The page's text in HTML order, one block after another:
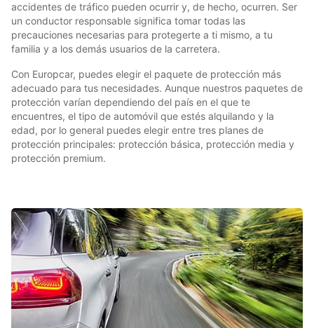
accidentes de tráfico pueden ocurrir y, de hecho, ocurren. Ser
un conductor responsable significa tomar todas las
precauciones necesarias para protegerte a ti mismo, a tu
familia y a los demás usuarios de la carretera.
Con Europcar, puedes elegir el paquete de protección más
adecuado para tus necesidades. Aunque nuestros paquetes de
protección varían dependiendo del país en el que te
encuentres, el tipo de automóvil que estés alquilando y la
edad, por lo general puedes elegir entre tres planes de
protección principales: protección básica, protección media y
protección premium.